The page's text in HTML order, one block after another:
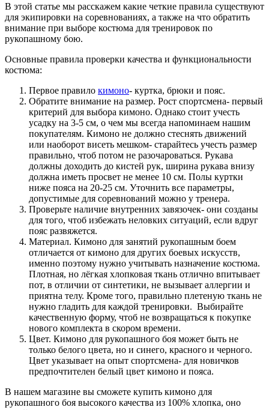
В этой статье мы расскажем какие четкие правила существуют
для экипировки на соревнованиях, а также на что обратить
внимание при выборе костюма для тренировок по
рукопашному бою.
Основные правила проверки качества и функциональности
костюма:
Первое правило кимоно- куртка, брюки и пояс.
Обратите внимание на размер. Рост спортсмена- первый
критерий для выбора кимоно. Однако стоит учесть
усадку на 3-5 см, о чем мы всегда напоминаем нашим
покупателям. Кимоно не должно стеснять движений
или наоборот висеть мешком- старайтесь учесть размер
правильно, чтоб потом не разочароваться. Рукава
должны доходить до кистей рук, ширина рукава внизу
должна иметь просвет не менее 10 см. Полы куртки
ниже пояса на 20-25 см. Уточнить все параметры,
допустимые для соревнований можно у тренера.
Проверьте наличие внутренних завязочек- они созданы
для того, чтоб избежать неловких ситуаций, если вдруг
пояс развяжется.
Материал. Кимоно для занятий рукопашным боем
отличается от кимоно для других боевых искусств,
именно поэтому нужно учитывать назначение костюма.
Плотная, но лёгкая хлопковая ткань отлично впитывает
пот, в отличии от синтетики, не вызывает аллергии и
приятна телу. Кроме того, правильно плетеную ткань не
нужно гладить для каждой тренировки. Выбирайте
качественную форму, чтоб не возвращаться к покупке
нового комплекта в скором времени.
Цвет. Кимоно для рукопашного боя может быть не
только белого цвета, но и синего, красного и черного.
Цвет указывает на опыт спортсмена- для новичков
предпочтителен белый цвет кимоно и пояса.
В нашем магазине вы сможете купить кимоно для
рукопашного боя высокого качества из 100% хлопка, оно